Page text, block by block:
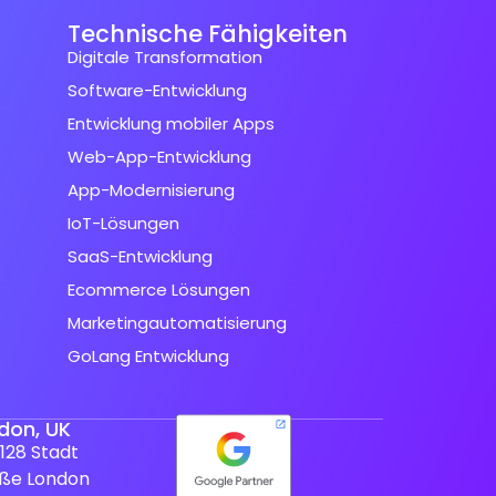
Technische Fähigkeiten
Digitale Transformation
Software-Entwicklung
Entwicklung mobiler Apps
Web-App-Entwicklung
App-Modernisierung
IoT-Lösungen
SaaS-Entwicklung
Ecommerce Lösungen
Marketingautomatisierung
GoLang Entwicklung
UK
Stadt
London